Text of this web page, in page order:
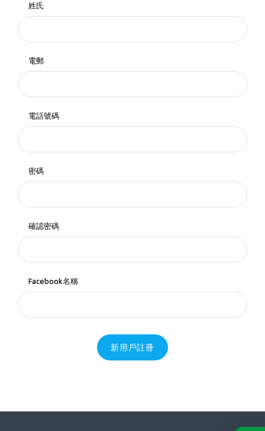
姓氏
電郵
電話號碼
密碼
確認密碼
Facebook名稱
新用戶註冊